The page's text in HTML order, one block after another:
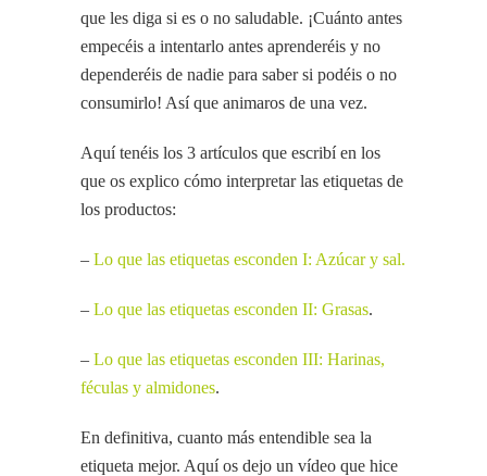
que les diga si es o no saludable. ¡Cuánto antes
empecéis a intentarlo antes aprenderéis y no
dependeréis de nadie para saber si podéis o no
consumirlo! Así que animaros de una vez.
Aquí tenéis los 3 artículos que escribí en los
que os explico cómo interpretar las etiquetas de
los productos:
– Lo que las etiquetas esconden I: Azúcar y sal.
– Lo que las etiquetas esconden II: Grasas.
– Lo que las etiquetas esconden III: Harinas,
féculas y almidones.
En definitiva, cuanto más entendible sea la
etiqueta mejor. Aquí os dejo un vídeo que hice